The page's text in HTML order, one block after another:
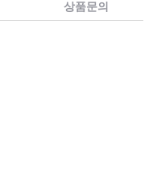
상품문의